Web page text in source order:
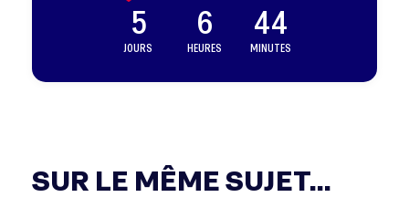
5
JOURS
6
HEURES
44
MINUTES
SUR LE MÊME SUJET...